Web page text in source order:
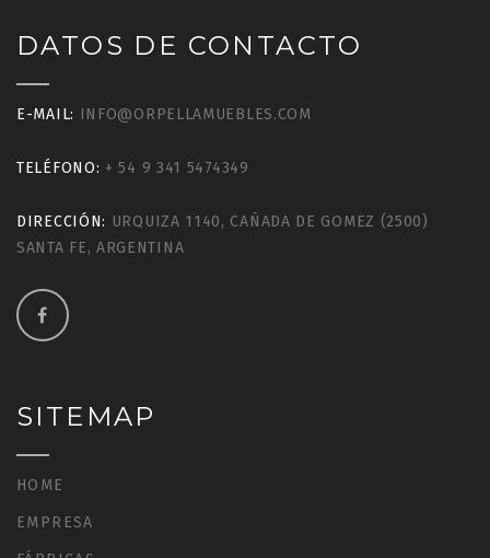
DATOS DE CONTACTO
E-MAIL: INFO@ORPELLAMUEBLES.COM
TELÉFONO: + 54 9 341 5474349
DIRECCIÓN: URQUIZA 1140, CAÑADA DE GOMEZ (2500)
SANTA FE, ARGENTINA
SITEMAP
HOME
EMPRESA